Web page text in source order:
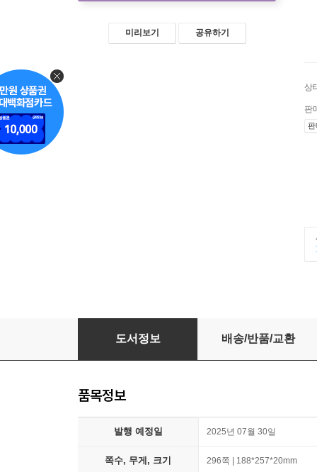
미리보기 공유하기
상
판
판
토핑보카 교과서 영단어·영영풀이 중 2-2 통합편
도서정보 배송/반품/교환
품목정보
발행 예정일 2025년 07월 30일
쪽수, 무게, 크기 296쪽 | 188*257*20mm